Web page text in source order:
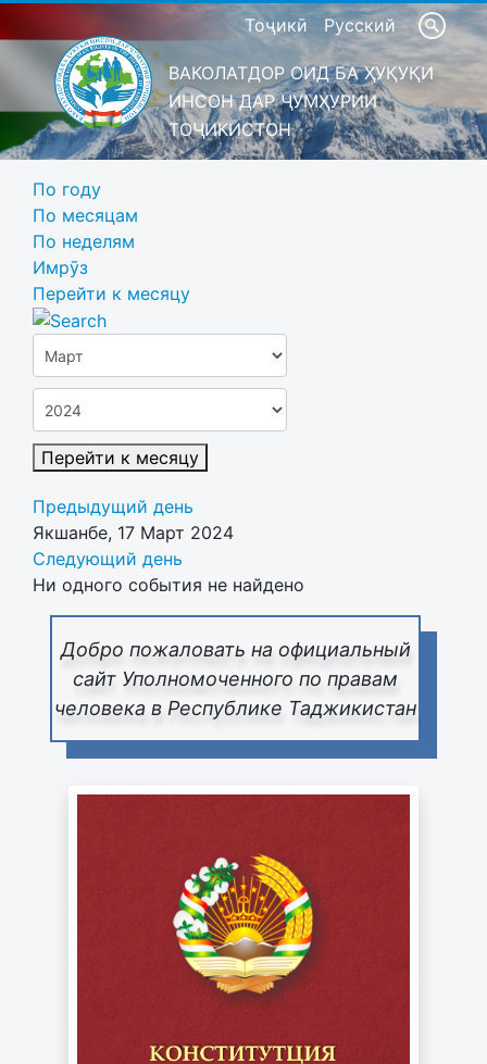
Тоҷикӣ Русский
ВАКОЛАТДОР ОИД БА ҲУҚУҚИ
ИНСОН ДАР ҶУМҲУРИИ
ТОҶИКИСТОН
Добро пожаловать на официальный
сайт Уполномоченного по правам
человека в Республике Таджикистан
По году
По месяцам
По неделям
Имрӯз
Перейти к месяцу
Перейти к месяцу
Предыдущий день
Якшанбе, 17 Март 2024
Следующий день
Ни одного события не найдено